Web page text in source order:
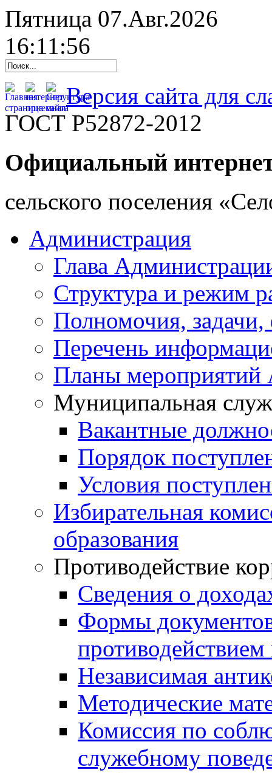
Пятница 07.Авг.2026
16:11:57
Версия сайта для
ГОСТ Р52872-2012
Официальный
cельского поселения
Администрация
Глава
Структура и режим
Полномочия,
Перечень
Планы мероприятий
Муниципальная
Вакантные
Порядок
Условия
Избирательная
образования
Противодействие
Сведения о
Формы
Независимая
Методические
Комиссия по
служебному